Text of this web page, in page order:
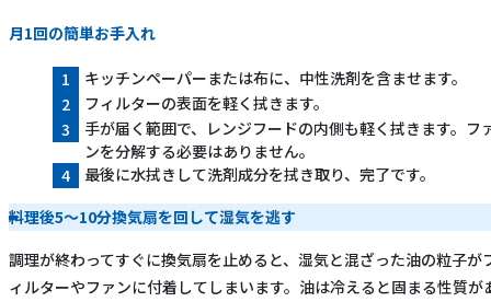
月1回の簡単お手入れ
キッチンペーパーまたは布に、中性洗剤を含ませます。
フィルターの表面を軽く拭きます。
手が届く範囲で、レンジフードの内側も軽く拭きます。フ
ンを分解する必要はありません。
最後に水拭きして洗剤成分を拭き取り、完了です。
料理後5〜10分換気扇を回して湿気を逃す
調理が終わってすぐに換気扇を止めると、湿気と混ざった油の粒子が
ィルターやファンに付着してしまいます。油は冷えると固まる性質が